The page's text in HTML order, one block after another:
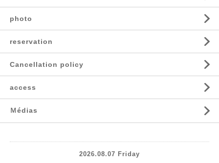
photo
reservation
Cancellation policy
access
Ｍédias
2026.08.07 Friday